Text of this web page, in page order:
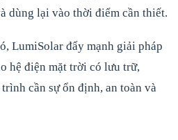
dùng lại vào thời điểm cần thiết.
LumiSolar đẩy mạnh giải pháp
hệ điện mặt trời có lưu trữ,
cần sự ổn định, an toàn và